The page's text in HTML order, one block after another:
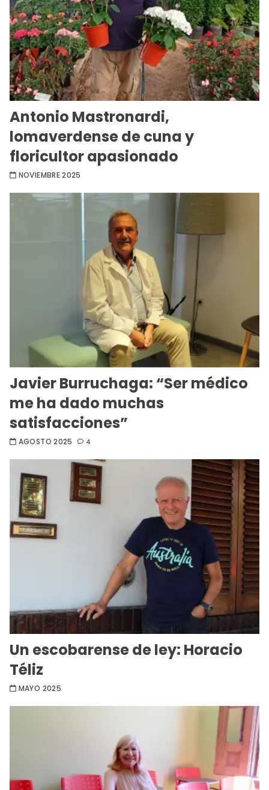
Antonio Mastronardi,
lomaverdense de cuna y
floricultor apasionado
NOVIEMBRE 2025
Javier Burruchaga: “Ser médico
me ha dado muchas
satisfacciones”
AGOSTO 2025 4
Un escobarense de ley: Horacio
Téliz
MAYO 2025